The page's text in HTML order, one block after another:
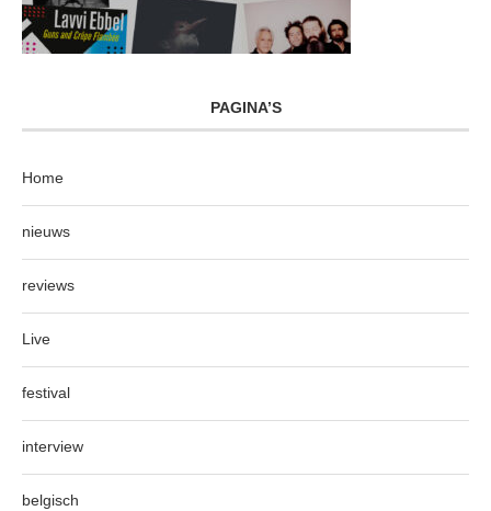
PAGINA’S
Home
nieuws
reviews
Live
festival
interview
belgisch